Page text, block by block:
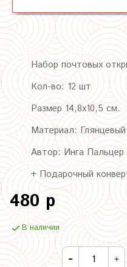
Набор почтовых
Кол-во: 12 шт
Размер 14,8х10,5 см.
Материал:
Автор: Инга Пальцер
+ Подарочный
480 р
В наличии